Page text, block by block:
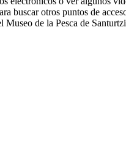
otros puntos de
de la Pesca de